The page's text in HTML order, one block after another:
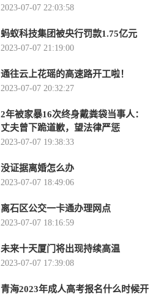
2023-07-07 22:03:58
蚂蚁科技集团被央行罚款1.75亿元
2023-07-07 21:19:00
通往云上花瑶的高速路开工啦！
2023-07-07 20:32:27
2年被家暴16次终身戴粪袋当事人：
丈夫曾下跪道歉，望法律严惩
2023-07-07 19:38:33
没证据离婚怎么办
2023-07-07 18:49:06
离石区公交一卡通办理网点
2023-07-07 18:16:59
未来十天厦门将出现持续高温
2023-07-07 17:39:08
青海2023年成人高考报名什么时候开